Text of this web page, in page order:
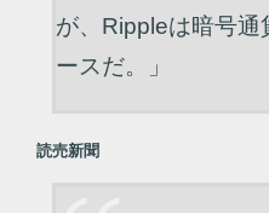
が、Rippleは暗号通
ースだ。」
読売新聞